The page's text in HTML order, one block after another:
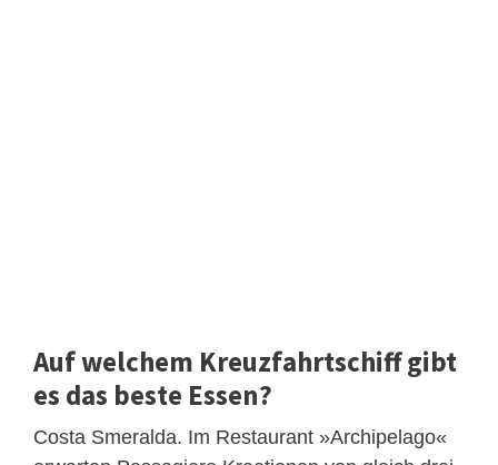
Auf welchem Kreuzfahrtschiff gibt
es das beste Essen?
Costa Smeralda. Im Restaurant »Archipelago«